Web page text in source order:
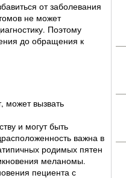
от заболевания
не может
Поэтому
до обращения к
может вызвать
и могут быть
важна в
родимых пятен
меланомы.
пециента с